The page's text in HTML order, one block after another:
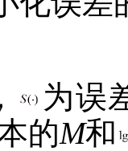
为误
的M和